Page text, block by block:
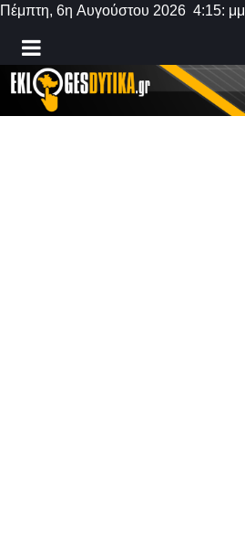
Πέμπτη, 6η Αυγούστου 2026 4:15: μμ